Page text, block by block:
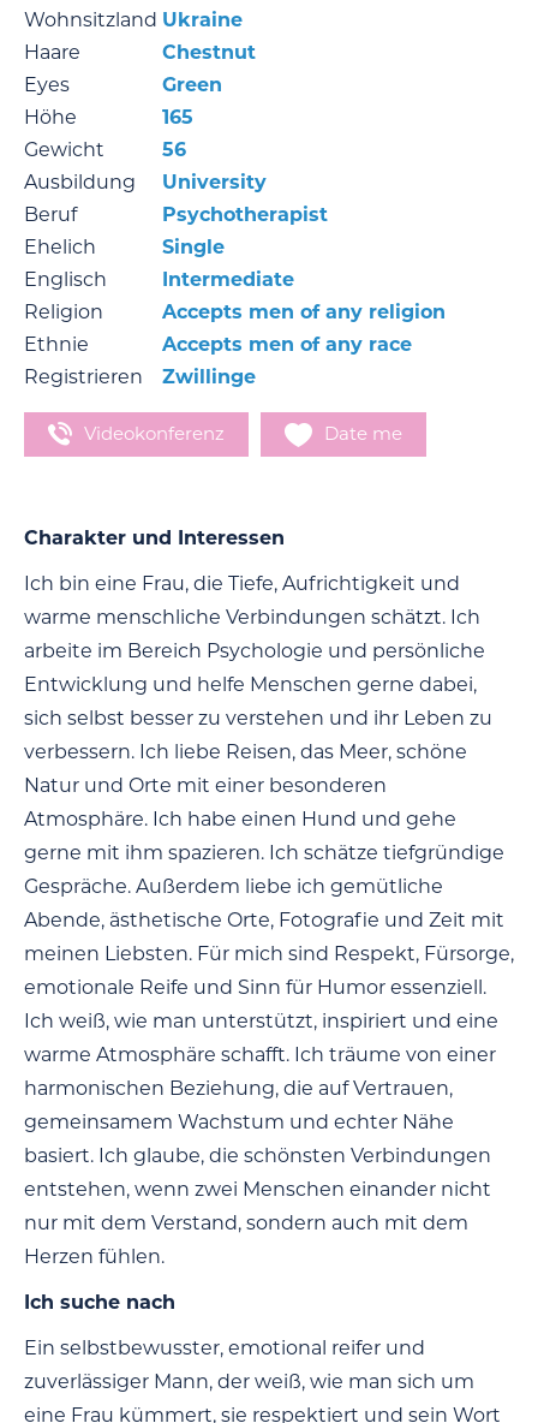
Wohnsitzland Ukraine
Haare
Chestnut
Eyes
Green
Höhe
165
Gewicht
56
Ausbildung
University
Beruf
Psychotherapist
Ehelich
Single
Englisch
Intermediate
Religion
Accepts men of any religion
Ethnie
Accepts men of any race
Registrieren
Zwillinge
Videokonferenz Date me
Charakter und Interessen
Ich bin eine Frau, die Tiefe, Aufrichtigkeit und
warme menschliche Verbindungen schätzt. Ich
arbeite im Bereich Psychologie und persönliche
Entwicklung und helfe Menschen gerne dabei,
sich selbst besser zu verstehen und ihr Leben zu
verbessern. Ich liebe Reisen, das Meer, schöne
Natur und Orte mit einer besonderen
Atmosphäre. Ich habe einen Hund und gehe
gerne mit ihm spazieren. Ich schätze tiefgründige
Gespräche. Außerdem liebe ich gemütliche
Abende, ästhetische Orte, Fotografie und Zeit mit
meinen Liebsten. Für mich sind Respekt, Fürsorge,
emotionale Reife und Sinn für Humor essenziell.
Ich weiß, wie man unterstützt, inspiriert und eine
warme Atmosphäre schafft. Ich träume von einer
harmonischen Beziehung, die auf Vertrauen,
gemeinsamem Wachstum und echter Nähe
basiert. Ich glaube, die schönsten Verbindungen
entstehen, wenn zwei Menschen einander nicht
nur mit dem Verstand, sondern auch mit dem
Herzen fühlen.
Ich suche nach
Ein selbstbewusster, emotional reifer und
zuverlässiger Mann, der weiß, wie man sich um
eine Frau kümmert, sie respektiert und sein Wort